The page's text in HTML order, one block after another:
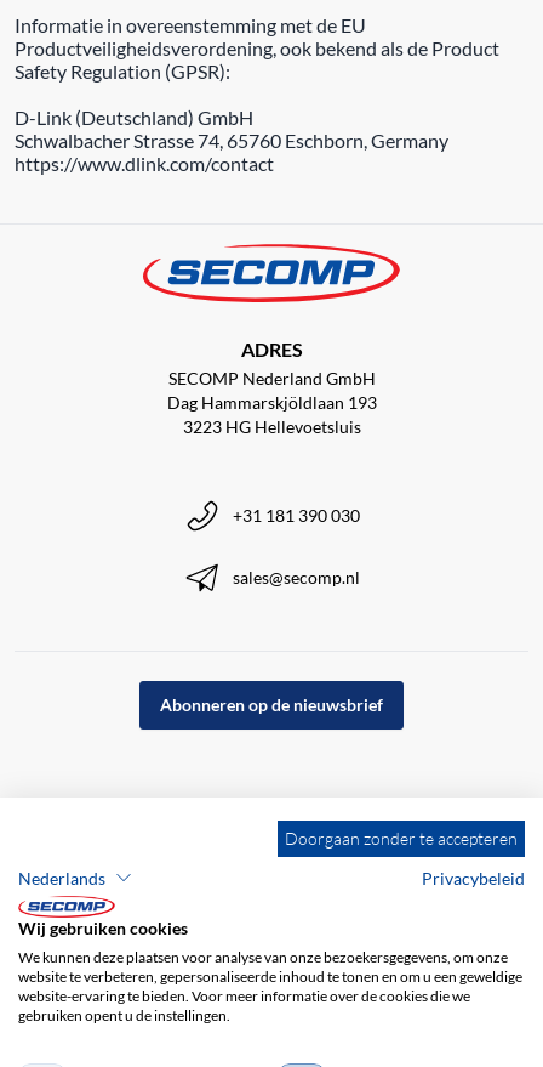
Informatie in overeenstemming met de EU
Productveiligheidsverordening, ook bekend als de Product
Safety Regulation (GPSR):
D-Link (Deutschland) GmbH
Schwalbacher Strasse 74, 65760 Eschborn, Germany
https://www.dlink.com/contact
ADRES
SECOMP Nederland GmbH
Dag Hammarskjöldlaan 193
3223 HG Hellevoetsluis
+31 181 390 030
sales@secomp.nl
Abonneren op de nieuwsbrief
Bedrijfsgegevens
Privacybeleid
Doorgaan zonder te accepteren
Nederlands
Privacybeleid
Wij gebruiken cookies
We kunnen deze plaatsen voor analyse van onze bezoekersgegevens, om onze
website te verbeteren, gepersonaliseerde inhoud te tonen en om u een geweldige
website-ervaring te bieden. Voor meer informatie over de cookies die we
gebruiken opent u de instellingen.